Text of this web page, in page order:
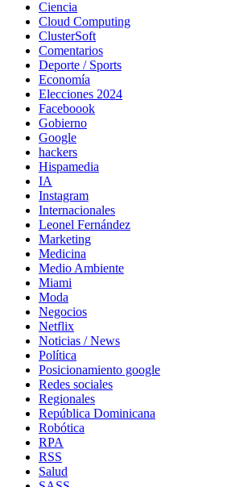
Ciencia
Cloud Computing
ClusterSoft
Comentarios
Deporte / Sports
Economía
Elecciones 2024
Faceboook
Gobierno
Google
hackers
Hispamedia
IA
Instagram
Internacionales
Leonel Fernández
Marketing
Medicina
Medio Ambiente
Miami
Moda
Negocios
Netflix
Noticias / News
Política
Posicionamiento google
Redes sociales
Regionales
República Dominicana
Robótica
RPA
RSS
Salud